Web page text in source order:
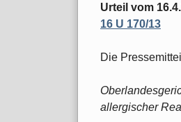
Urteil vom
16 U 170/13
Die
allergischer